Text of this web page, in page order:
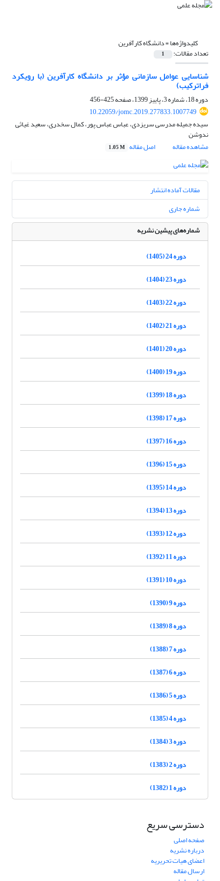
کلیدواژه‌ها =دانشگاه کارآفرین
تعداد مقالات: 1
شناسایی عوامل سازمانی مؤثر بر دانشگاه کارآفرین (با رویکرد
فراترکیب)
دوره 18، شماره 3، پاییز 1399، صفحه
425-456
10.22059/jomc.2019.277833.1007749
سیده جمیله مدرسی سریزدی، عباس عباس پور، کمال سخدری، سعید غیاثی
ندوشن
مشاهده مقاله
اصل مقاله 1.05 M
مقالات آماده انتشار
شماره جاری
شماره‌های پیشین نشریه
دوره 24 (1405)
دوره 23 (1404)
دوره 22 (1403)
دوره 21 (1402)
دوره 20 (1401)
دوره 19 (1400)
دوره 18 (1399)
دوره 17 (1398)
دوره 16 (1397)
دوره 15 (1396)
دوره 14 (1395)
دوره 13 (1394)
دوره 12 (1393)
دوره 11 (1392)
دوره 10 (1391)
دوره 9 (1390)
دوره 8 (1389)
دوره 7 (1388)
دوره 6 (1387)
دوره 5 (1386)
دوره 4 (1385)
دوره 3 (1384)
دوره 2 (1383)
دوره 1 (1382)
دسترسی سریع
صفحه اصلی
درباره نشریه
اعضای هیات تحریریه
ارسال مقاله